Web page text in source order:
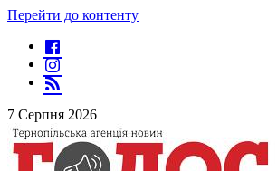
Перейти до контенту
7 Серпня 2026